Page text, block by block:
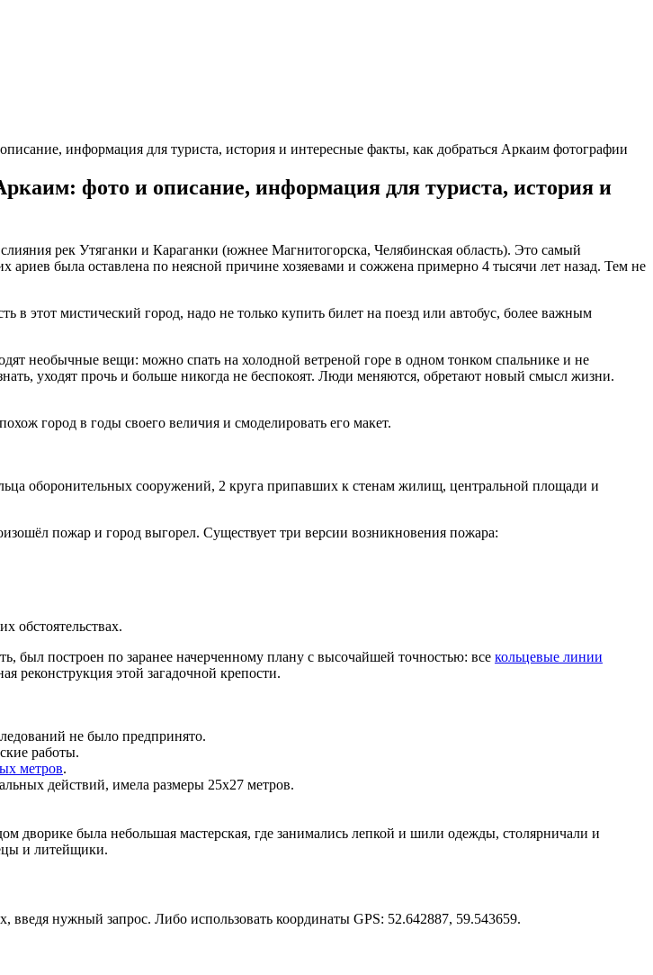
информация для туриста, история и интересные факты, как добраться Аркаим фотографии
фото и описание, информация для туриста, история и
рек Утяганки и Караганки (южнее Магнитогорска, Челябинская область). Это самый
ариев была оставлена по неясной причине хозяевами и сожжена примерно 4 тысячи лет назад. Тем не
в этот мистический город, надо не только купить билет на поезд или автобус, более важным
необычные вещи: можно спать на холодной ветреной горе в одном тонком спальнике и не
уходят прочь и больше никогда не беспокоят. Люди меняются, обретают новый смысл жизни.
город в годы своего величия и смоделировать его макет.
оборонительных сооружений, 2 круга припавших к стенам жилищ, центральной площади и
пожар и город выгорел. Существует три версии возникновения пожара:
обстоятельствах.
был построен по заранее начерченному плану с высочайшей точностью: все кольцевые линии
реконструкция этой загадочной крепости.
не было предпринято.
работы.
метров.
действий, имела размеры 25х27 метров.
была небольшая мастерская, где занимались лепкой и шили одежды, столярничали и
и литейщики.
введя нужный запрос. Либо использовать координаты GPS: 52.642887, 59.543659.